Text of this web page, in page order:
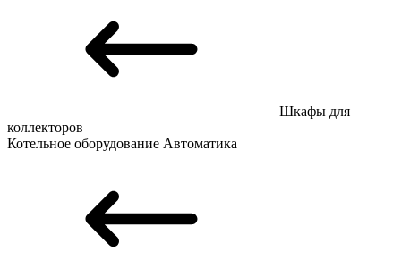
Шкафы для
коллекторов
Котельное оборудование Автоматика